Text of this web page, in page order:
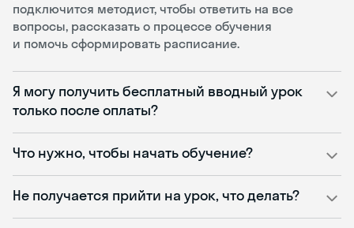
подключится методист, чтобы ответить на все
вопросы, рассказать о процессе обучения
и помочь сформировать расписание.
Я могу получить бесплатный вводный урок
только после оплаты?
Что нужно, чтобы начать обучение?
Не получается прийти на урок, что делать?